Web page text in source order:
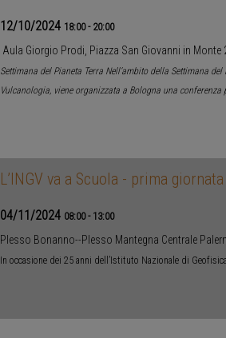
12/10/2024 18:00- 20:00
Aula Giorgio Prodi, Piazza San Giovanni in Monte
Settimana del Pianeta Terra Nell’ambito della Settimana
Vulcanologia, viene organizzata a Bologna una
L’INGV va a Scuola - prima giornata
04/11/2024 08:00- 13:00
Plesso Bonanno--Plesso Mantegna Centrale
In occasione dei 25 anni dell’Istituto Nazionale di